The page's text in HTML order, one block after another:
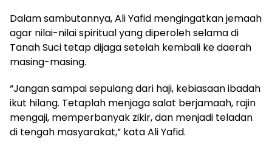
Dalam sambutannya, Ali Yafid mengingatkan jemaah
agar nilai-nilai spiritual yang diperoleh selama di
Tanah Suci tetap dijaga setelah kembali ke daerah
masing-masing.
“Jangan sampai sepulang dari haji, kebiasaan ibadah
ikut hilang. Tetaplah menjaga salat berjamaah, rajin
mengaji, memperbanyak zikir, dan menjadi teladan
di tengah masyarakat,” kata Ali Yafid.